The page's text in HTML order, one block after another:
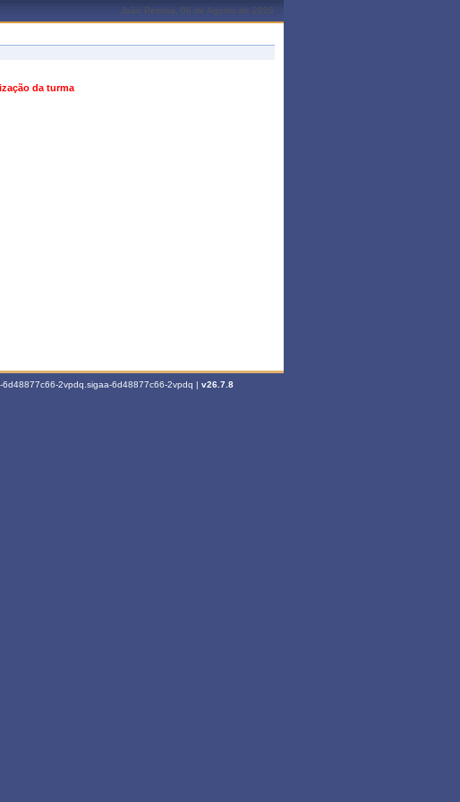
João Pessoa, 08 de Agosto de 2026
da turma
2vpdq.sigaa-6d48877c66-2vpdq | v26.7.8